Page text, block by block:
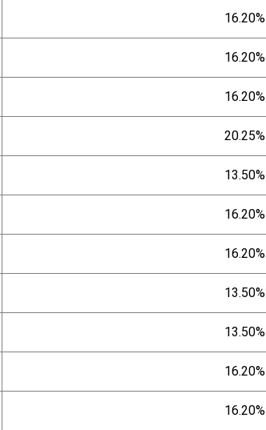
16.20%
16.20%
16.20%
20.25%
13.50%
16.20%
16.20%
13.50%
13.50%
16.20%
16.20%